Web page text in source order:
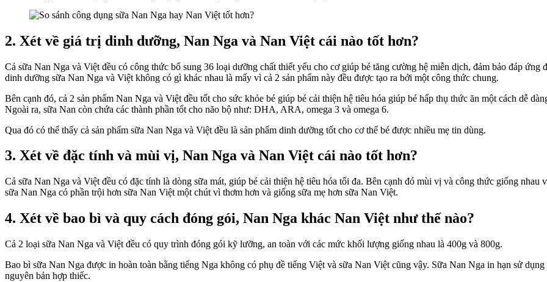
2. Xét về giá trị dinh dưỡng, Nan Nga và Nan Việt cái nào tốt hơn?
Cả sữa Nan Nga và Việt đều có công thức bổ sung 36 loại dưỡng chất thiết yếu cho cơ giúp bé tăng cường hệ miễn dịch, đảm bảo đáp
dinh dưỡng sữa Nan Nga và Việt không có gì khác nhau là mấy vì cả 2 sản phẩm này đều được tạo ra bởi một công thức chung.
Bên cạnh đó, cả 2 sản phẩm Nan Nga và Việt đều tốt cho sức khỏe bé giúp bé cải thiện hệ tiêu hóa giúp bé hấp thụ thức ăn một cách dễ
Ngoài ra, sữa Nan còn chứa các thành phần tốt cho não bộ như: DHA, ARA, omega 3 và omega 6.
Qua đó có thể thấy cả sản phẩm sữa Nan Nga và Việt đều là sản phẩm dinh dưỡng tốt cho cơ thể bé được nhiều mẹ tin dùng.
3. Xét về đặc tính và mùi vị, Nan Nga và Nan Việt cái nào tốt hơn?
Cả sữa Nan Nga và Việt đều có đặc tính là dòng sữa mát, giúp bé cải thiện hệ tiêu hóa tối đa. Bên cạnh đó mùi vị và công thức giống
sữa Nan Nga có phần trội hơn sữa Nan Việt một chút vì thơm hơn và giống sữa mẹ hơn sữa Nan Việt.
4. Xét về bao bì và quy cách đóng gói, Nan Nga khác Nan Việt như thế nào?
Cả 2 loại sữa Nan Nga và Việt đều có quy trình đóng gói kỹ lưỡng, an toàn với các mức khối lượng giống nhau là 400g và 800g.
Bao bì sữa Nan Nga được in hoàn toàn bằng tiếng Nga không có phụ đề tiếng Việt và sữa Nan Việt cũng vậy. Sữa Nan Nga in hạn sử
nguyên bản hợp thiếc.